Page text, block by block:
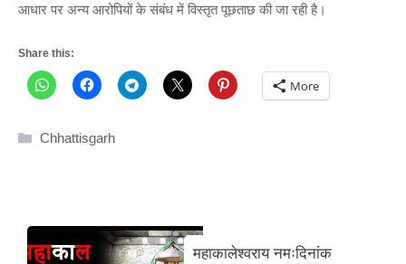
आधार पर अन्य आरोपियों के संबंध में विस्तृत पूछताछ की जा रही है।
Share this:
More
Categories
Chhattisgarh
महाकालेश्वराय नमःदिनांक